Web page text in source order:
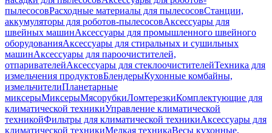
пылесосовРасходные материалы для пылесосовСтанции,
аккумуляторы для роботов-пылесосовАксессуары для
швейных машинАксессуары для промышленного швейного
оборудованияАксессуары для стиральных и сушильных
машинАксессуары для пароочистителей,
отпаривателейАксессуары для стеклоочистителейТехника для
измельчения продуктовБлендерыКухонные комбайны,
измельчителиПланетарные
миксерыМиксерыМясорубкиЛомтерезкиКомплектующие для
климатической техникиУправление климатической
техникойФильтры для климатической техникиАксессуары для
климатической техникиМелкая техникаВесы кухонные,